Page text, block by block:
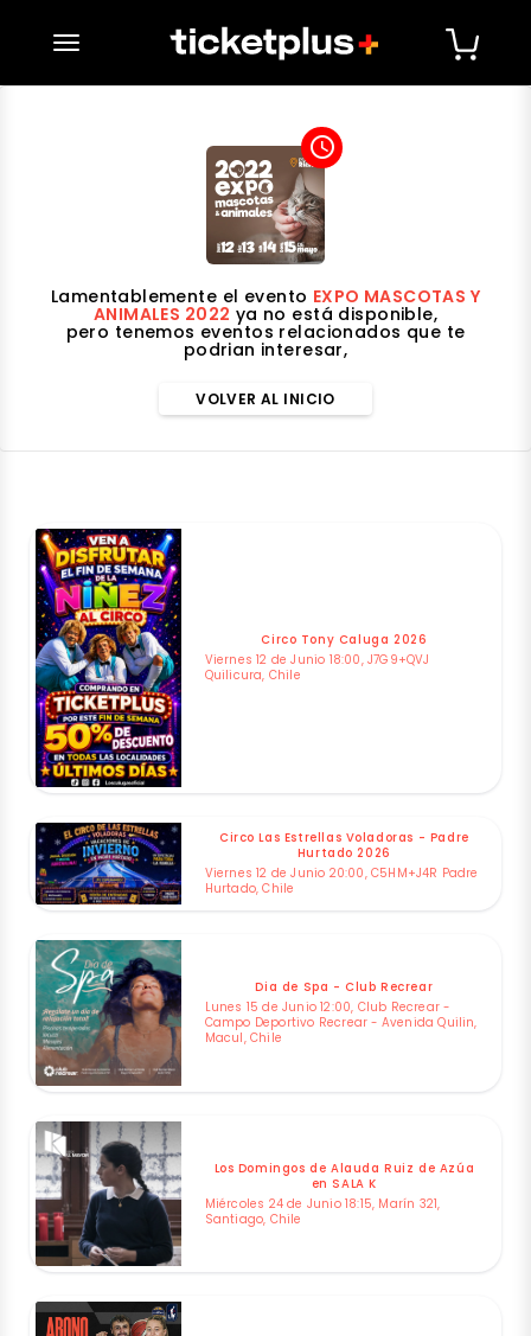
desplegar navegación
access_time
Lamentablemente el evento EXPO MASCOTAS Y
ANIMALES 2022 ya no está disponible,
pero tenemos eventos relacionados que te
podrian interesar,
VOLVER AL INICIO
Circo Tony Caluga 2026
Viernes 12 de Junio 18:00, J7G9+QVJ
Quilicura, Chile
Circo Las Estrellas Voladoras - Padre
Hurtado 2026
Viernes 12 de Junio 20:00, C5HM+J4R Padre
Hurtado, Chile
Dia de Spa - Club Recrear
Lunes 15 de Junio 12:00, Club Recrear -
Campo Deportivo Recrear - Avenida Quilin,
Macul, Chile
Los Domingos de Alauda Ruiz de Azúa
en SALA K
Miércoles 24 de Junio 18:15, Marín 321,
Santiago, Chile